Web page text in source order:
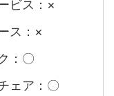
ビス：×
ス：×
：〇
ェア：〇